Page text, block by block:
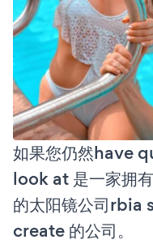
如果您仍然have
look at 是一家拥
的太阳镜公司
create 的公司。